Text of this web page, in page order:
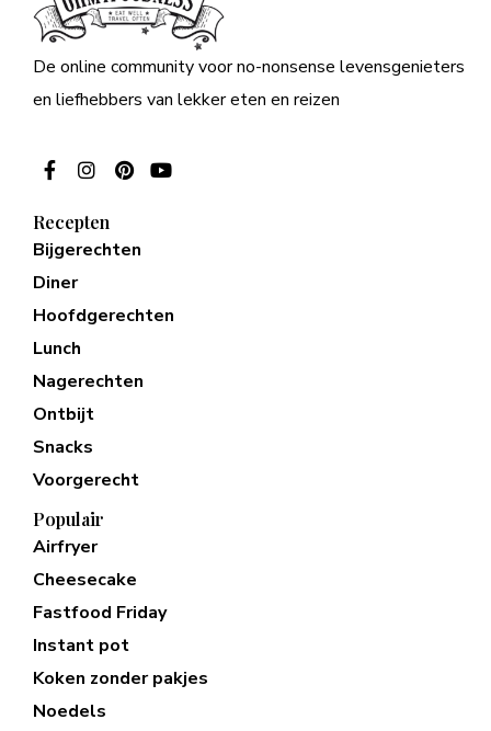
De online community voor no-nonsense levensgenieters
en liefhebbers van lekker eten en reizen
Recepten
Bijgerechten
Diner
Hoofdgerechten
Lunch
Nagerechten
Ontbijt
Snacks
Voorgerecht
Populair
Airfryer
Cheesecake
Fastfood Friday
Instant pot
Koken zonder pakjes
Noedels